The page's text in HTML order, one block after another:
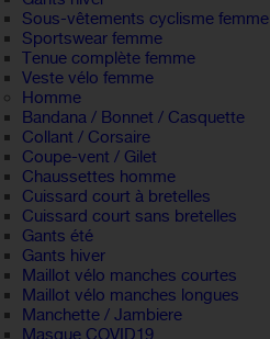
Sous-vêtements cyclisme femme
Sportswear femme
Tenue complète femme
Veste vélo femme
Homme
Bandana / Bonnet / Casquette
Collant / Corsaire
Coupe-vent / Gilet
Chaussettes homme
Cuissard court à bretelles
Cuissard court sans bretelles
Gants été
Gants hiver
Maillot vélo manches courtes
Maillot vélo manches longues
Manchette / Jambiere
Masque COVID19